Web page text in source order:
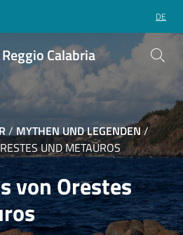
DE
Calabria
/ MYTHEN UND LEGENDEN/
UND METAUROS
von Orestes